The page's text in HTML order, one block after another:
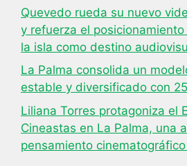
Quevedo rueda su nuevo
y refuerza el
la isla como destino
La Palma consolida un
estable y diversificado con
Liliana Torres protagoniza el
Cineastas en La Palma, una
pensamiento